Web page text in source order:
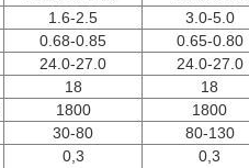
1.6-2.5
3.0-5.0
0.68-0.85
0.65-0.80
24.0-27.0
24.0-27.0
18
18
1800
1800
30-80
80-130
0,3 0,3